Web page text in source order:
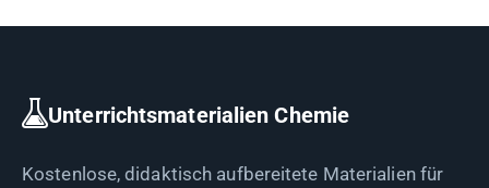
Unterrichtsmaterialien Chemie
Kostenlose, didaktisch aufbereitete Materialien für